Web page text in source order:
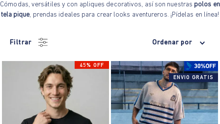
Cómodas, versátiles y con apliques decorativos, así son nuestras polos en
tela pique, prendas ideales para crear looks aventureros. ¡Pídelas en línea!
Filtrar Ordenar por
45% OFF
ENVIO GRATIS